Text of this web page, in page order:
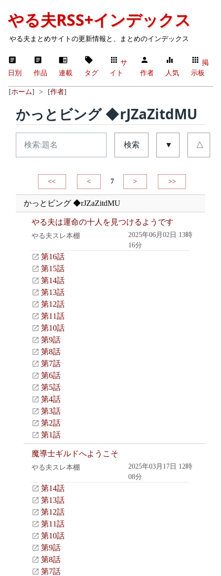
やる夫RSS+インデックス
やる夫まとめサイトの更新情報と、まとめのインデックス
日別 作品 連載 タグ
サ
イト
作者 人気
掲
示板
[ホーム] > [作者]
かっとビング ◆rJZaZitdMU
検索 ▼ △
<< < 7 > >>
かっとビング ◆rJZaZitdMU
やる夫は運命の十人を見つけるようです
やる夫スレ本棚
2025年06月02日 13時
16分
第16話
第15話
第14話
第13話
第12話
第11話
第10話
第9話
第8話
第7話
第6話
第5話
第4話
第3話
第2話
第1話
魔導士ギルドへようこそ
やる夫スレ本棚
2025年03月17日 12時
08分
第14話
第13話
第12話
第11話
第10話
第9話
第8話
第7話